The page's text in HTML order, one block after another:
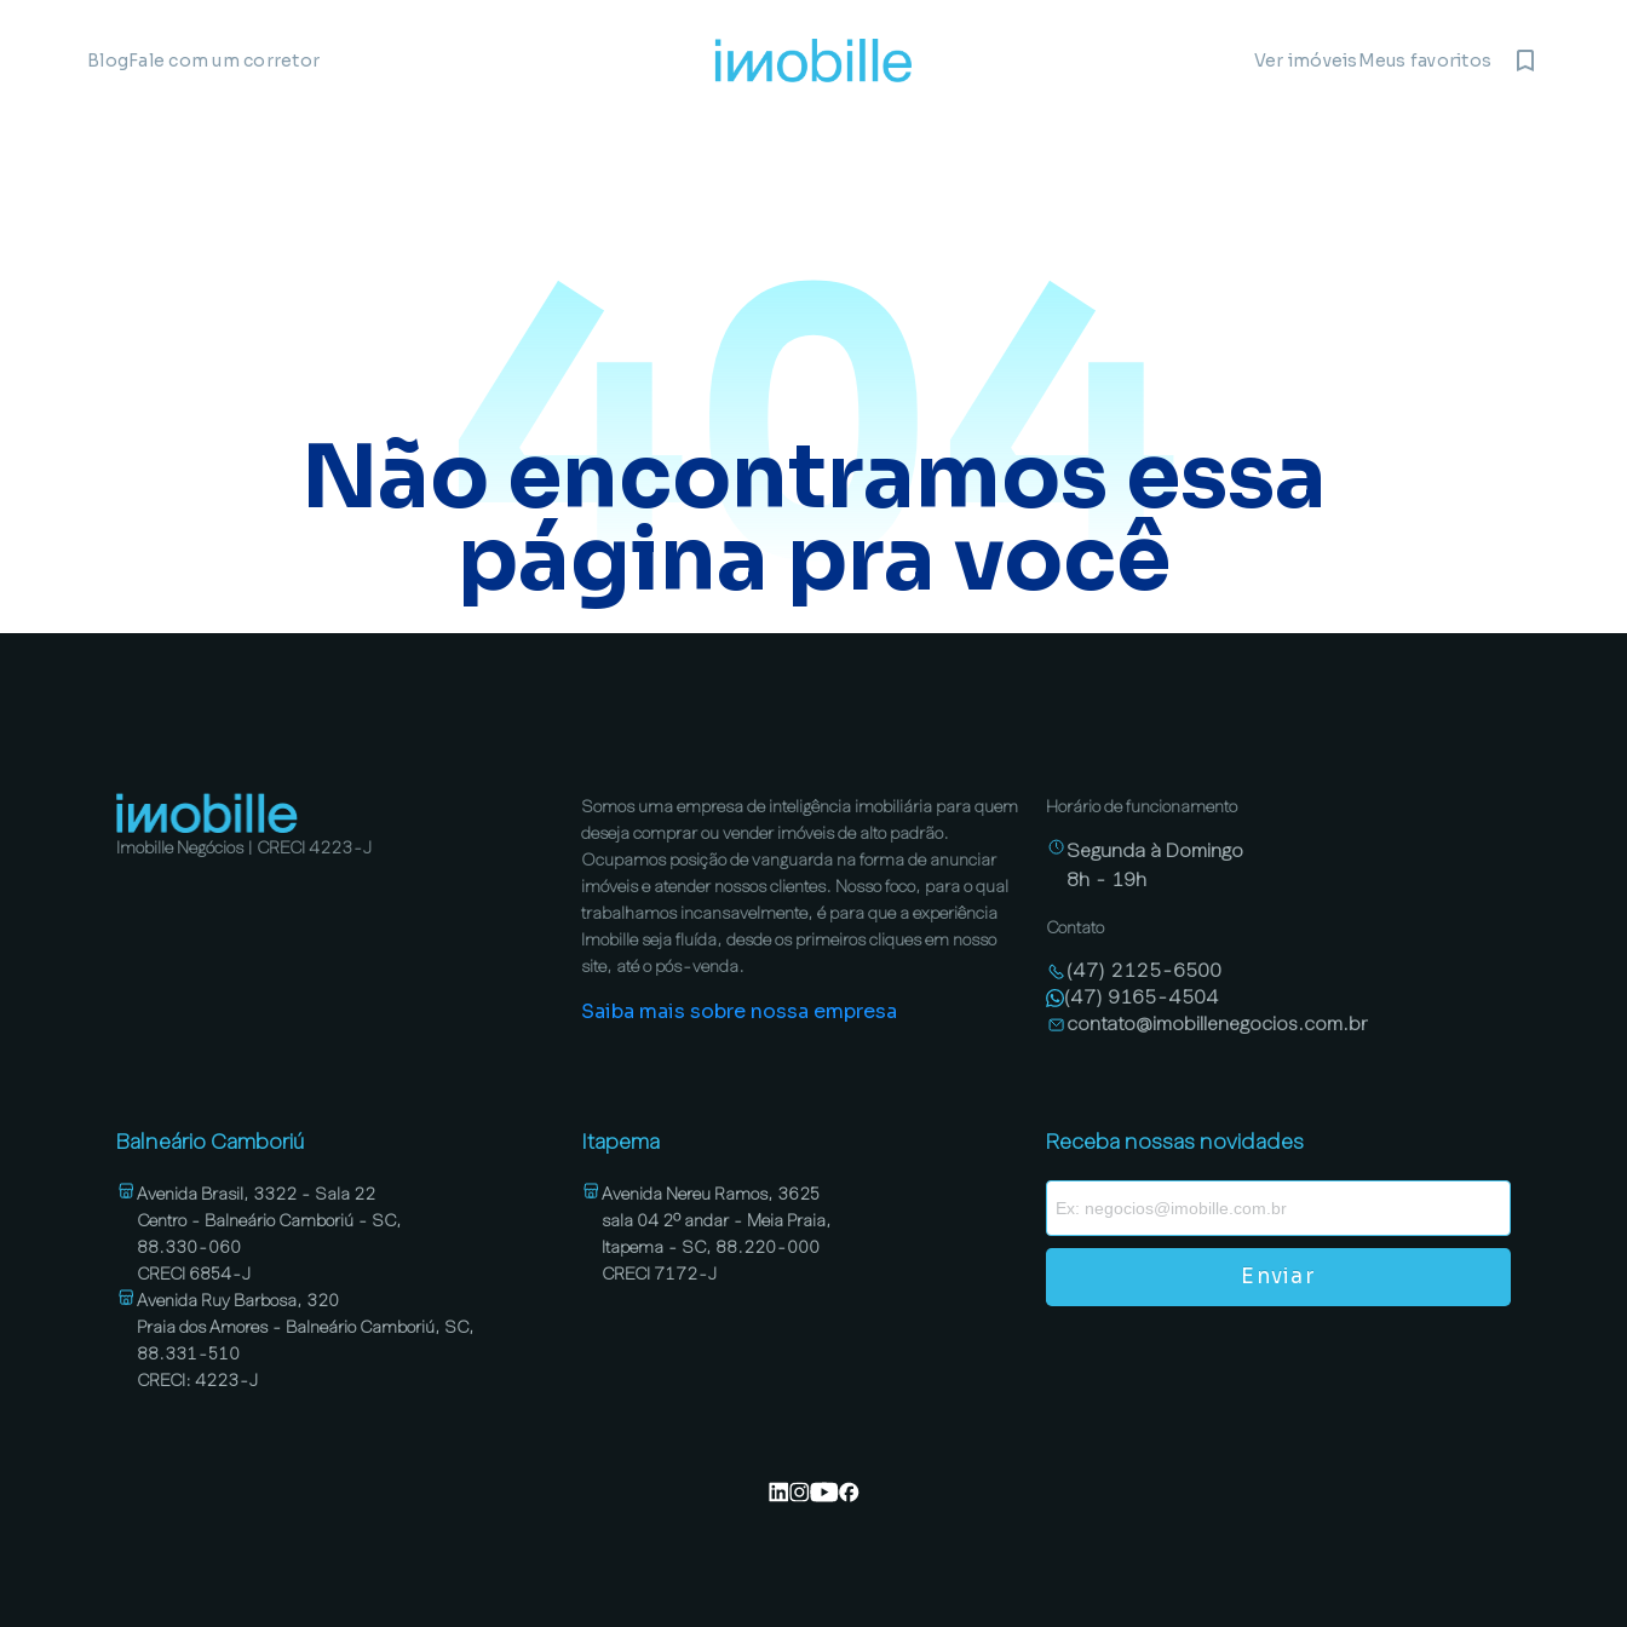
BlogFale com um corretor Ver imóveisMeus favoritos
404
Não encontramos essa
página pra você
Imobille Negócios | CRECI 4223-J
Somos uma empresa de inteligência imobiliária para quem
deseja comprar ou vender imóveis de alto padrão.
Ocupamos posição de vanguarda na forma de anunciar
imóveis e atender nossos clientes. Nosso foco, para o qual
trabalhamos incansavelmente, é para que a experiência
Imobille seja fluída, desde os primeiros cliques em nosso
site, até o pós-venda.
Saiba mais sobre nossa empresa
Horário de funcionamento
Segunda à Domingo
8h - 19h
Contato
(47) 2125-6500
(47) 9165-4504
contato@imobillenegocios.com.br
Balneário Camboriú
Avenida Brasil, 3322 - Sala 22
Centro - Balneário Camboriú - SC,
88.330-060
CRECI 6854-J
Avenida Ruy Barbosa, 320
Praia dos Amores - Balneário Camboriú, SC,
88.331-510
CRECI: 4223-J
Itapema
Avenida Nereu Ramos, 3625
sala 04 2º andar - Meia Praia,
Itapema - SC, 88.220-000
CRECI 7172-J
Receba nossas novidades
Enviar